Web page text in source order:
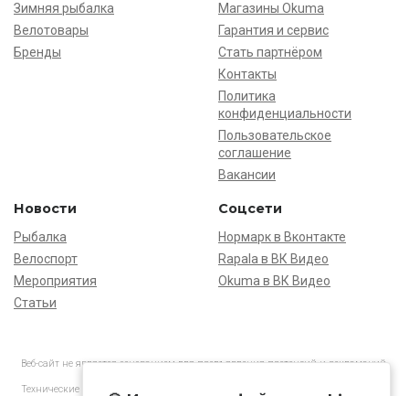
Зимняя рыбалка
Велотовары
Бренды
Магазины Okuma
Гарантия и сервис
Стать партнёром
Контакты
Политика
конфиденциальности
Пользовательское
соглашение
Вакансии
Новости
Рыбалка
Велоспорт
Мероприятия
Статьи
Соцсети
Нормарк в Вконтакте
Rapala в ВК Видео
Okuma в ВК Видео
Веб-сайт не является основанием для предъявления претензий и рекламаций,
Технические характеристики товаров могут отличаться от указанных на сайте.